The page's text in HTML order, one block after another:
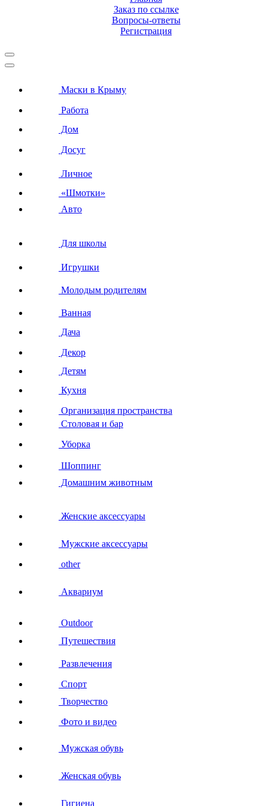
Заказ по ссылке
Вопросы-ответы
Регистрация
Маски в Крыму
Работа
Дом
Досуг
Личное
«Шмотки»
Авто
Для школы
Игрушки
Молодым родителям
Ванная
Дача
Декор
Детям
Кухня
Организация пространства
Столовая и бар
Уборка
Шоппинг
Домашним животным
Женские аксессуары
Мужские аксессуары
other
Аквариум
Outdoor
Путешествия
Развлечения
Спорт
Творчество
Фото и видео
Мужская обувь
Женская обувь
Гигиена